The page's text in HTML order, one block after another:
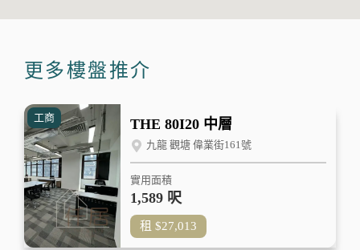
更多樓盤推介
工商 THE 80I20 中層
九龍 觀塘 偉業街161號
實用面積
1,589 呎
租 $27,013